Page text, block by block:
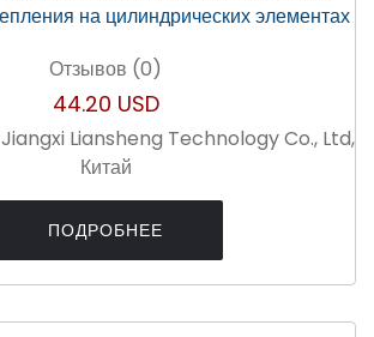
Отзывов (0)
44.20 USD
Jiangxi Liansheng Technology Co., Ltd,
Китай
ПОДРОБНЕЕ